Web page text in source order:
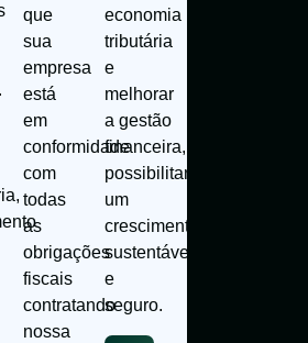
que
sua
empresa
está
em
conformidade
com
todas
as
obrigações
fiscais
contratando
nossa
economia
tributária
e
melhorar
a gestão
financeira,
possibilitando
um
crescimento
sustentável
e
seguro.